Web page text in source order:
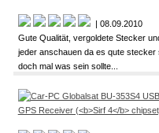
| 08.09.2010
Gute Qualität, vergoldete Stecker
jeder anschauen da es qute
doch mal was sein sollte...